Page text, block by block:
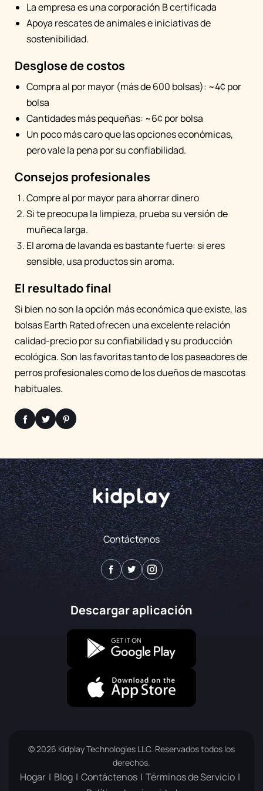
La empresa es una corporación B certificada
Apoya rescates de animales e iniciativas de
sostenibilidad.
Desglose de costos
Compra al por mayor (más de 600 bolsas): ~4¢ por
bolsa
Cantidades más pequeñas: ~6¢ por bolsa
Un poco más caro que las opciones económicas,
pero vale la pena por su confiabilidad.
Consejos profesionales
Compre al por mayor para ahorrar dinero
Si te preocupa la limpieza, prueba su versión de
muñeca larga.
El aroma de lavanda es bastante fuerte: si eres
sensible, usa productos sin aroma.
El resultado final
Si bien no son la opción más económica que existe, las
bolsas Earth Rated ofrecen una excelente relación
calidad-precio por su confiabilidad y su producción
ecológica. Son las favoritas tanto de los paseadores de
perros profesionales como de los dueños de mascotas
habituales.
Contáctenos
Descargar aplicación
© 2026 Kidplay Technologies LLC. Reservados todos los
derechos.
Hogar Blog Contáctenos
Términos de Servicio